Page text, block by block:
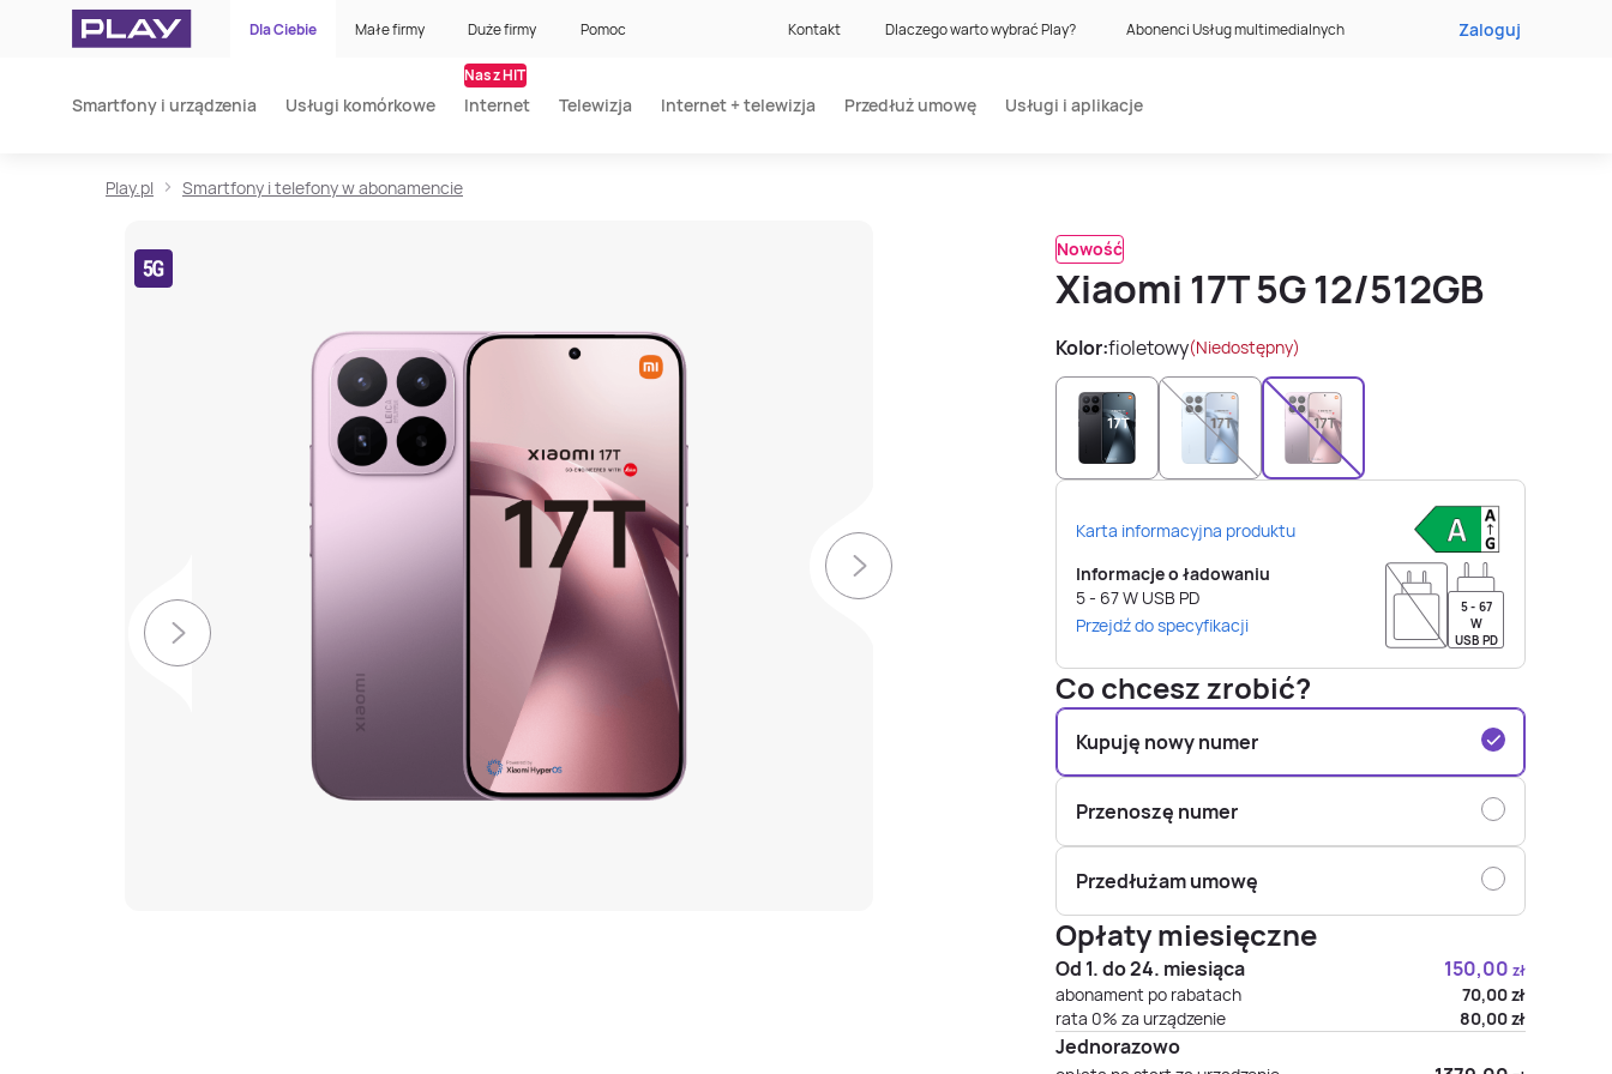
Dla Ciebie Małe firmy Duże firmy Pomoc Kontakt Dlaczego warto wybrać Play? Abonenci Usług multimedialnych Zaloguj
Smartfony i urządzenia Usługi komórkowe Internet
Nasz HIT
Telewizja Internet + telewizja Przedłuż umowę Usługi i aplikacje
Play.pl Smartfony i telefony w abonamencie
Xiaomi 17T 5G 12/512GB
Nowość
Kolor:fioletowy(Niedostępny)
Karta informacyjna produktu
Informacje o ładowaniu
5 - 67W USB PD
Przejdź do specyfikacji
5 - 67
W
USB PD
Co chcesz zrobić?
Kupuję nowy numer
Przenoszę numer
Przedłużam umowę
Opłaty miesięczne
Od 1. do 24. miesiąca 150,00 zł
abonament po rabatach 70,00zł
rata 0% za urządzenie
80,00zł
Jednorazowo